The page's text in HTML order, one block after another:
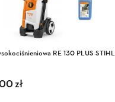
RE 130 PLUS STIHL
zł